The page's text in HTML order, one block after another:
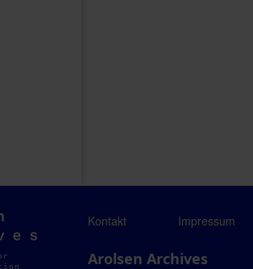
Kontakt Impressum
Arolsen Archives